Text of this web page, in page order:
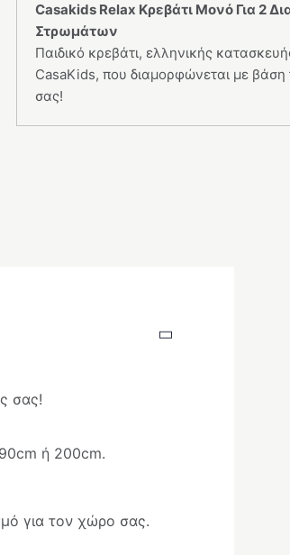
Casakids Relax Κρεβάτι Μονό Για 2
Στρωμάτων
Παιδικό κρεβάτι, ελληνικής
CasaKids, που διαμορφώνεται με βάση
σας!
σας!
ή 200cm.
για τον χώρο σας.